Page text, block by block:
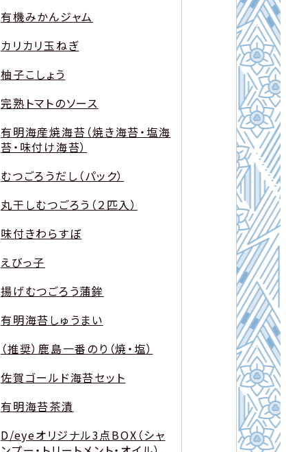
有機みかんジャム
カリカリ玉ねぎ
柚子こしょう
完熟トマトのソース
有明海産焼海苔（焼き海苔・塩海
苔・味付け海苔）
むつごろうだし（パック）
丸干しむつごろう（２匹入）
味付きわらすぼ
えびっ子
揚げむつごろう蒲鉾
有明海苔しゅうまい
（推奨）鹿島一番のり（焼・塩）
佐賀ゴールド海苔セット
有明海苔茶漬
D/eyeオリジナル3点BOX（シャ